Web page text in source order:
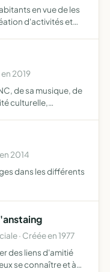
en vue de les
d'activités et
2019
de sa musique, de
culturelle,
2014
dans les différents
· Créée en 1977
des liens d'amitié
se connaître et à